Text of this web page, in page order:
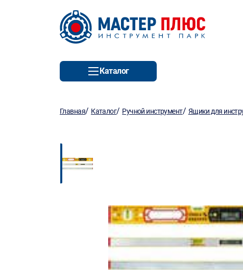
Каталог
Главная/ Каталог/ Ручной инструмент/ Ящики для